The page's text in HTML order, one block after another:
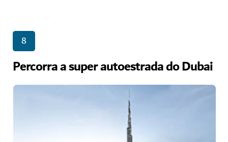
8
Percorra a super autoestrada do Dubai